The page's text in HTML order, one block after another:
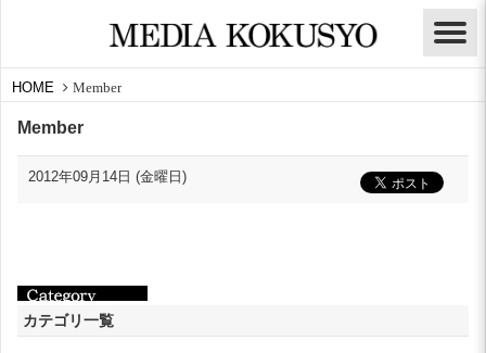
HOME Member
Member
2012年09月14日 (金曜日)
カテゴリ一覧